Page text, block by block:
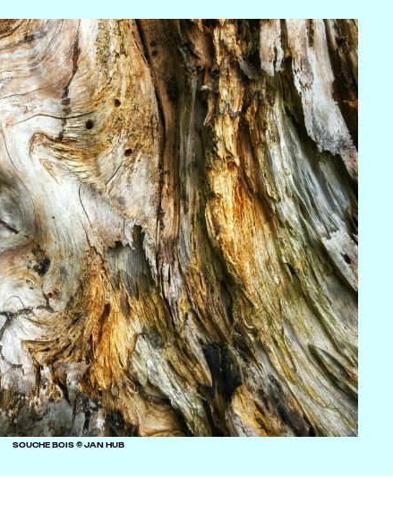
SOUCHE BOIS © JAN HUB